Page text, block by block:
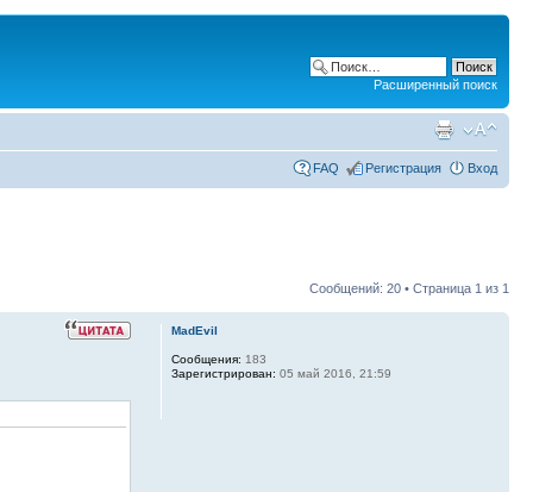
Расширенный поиск
FAQ Регистрация Вход
Сообщений: 20 • Страница 1 из 1
MadEvil
Сообщения: 183
Зарегистрирован: 05 май 2016, 21:59